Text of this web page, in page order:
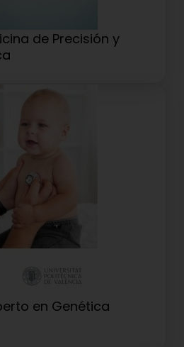
de Precisión y
en Genética